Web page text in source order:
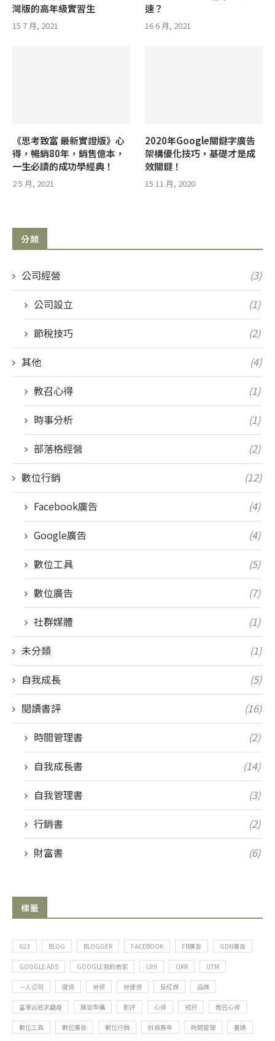
灣版的高年級實習生
15 7 月, 2021
速？
16 6 月, 2021
《思考致富 最新實證版》心
得，暢銷80年，銷售億本，
一生必讀的成功學經典！
2 5 月, 2021
2020年Google關鍵字廣告
架構優化技巧，基礎才是成
效關鍵！
15 11 月, 2020
分類
公司經營
(3)
公司設立
(1)
節稅技巧
(2)
其他
(4)
教召心得
(1)
時事分析
(1)
部落格經營
(2)
數位行銷
(12)
Facebook廣告
(4)
Google廣告
(4)
數位工具
(5)
數位廣告
(7)
社群媒體
(1)
未分類
(1)
自我成長
(5)
閱讀書評
(16)
時間管理書
(2)
自我成長書
(14)
自我管理書
(3)
行銷書
(2)
財富書
(6)
標籤
623 BLOG BLOGGER FACEBOOK FB廣告 GDN廣告
GOOGLE ADS GOOGLE我的商家 LIHI OKR UTM
一人公司 健保 勞保 勞健保 反紅媒 品牌
富豪谷底求翻身 廣告架構 影評 心得 戒菸 教召心得
數位工具 數位廣告 數位行銷 斜槓青年 時間管理 書摘